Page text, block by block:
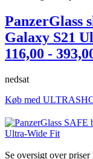
PanzerGlass
Galaxy S21
116,00 -
nedsat
Køb med
Se oversigt over priser